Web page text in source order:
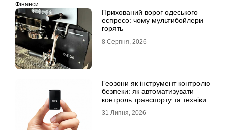
Фінанси
Прихований ворог одеського
еспресо: чому мультибойлери
горять
8 Серпня, 2026
Геозони як інструмент контролю
безпеки: як автоматизувати
контроль транспорту та техніки
31 Липня, 2026